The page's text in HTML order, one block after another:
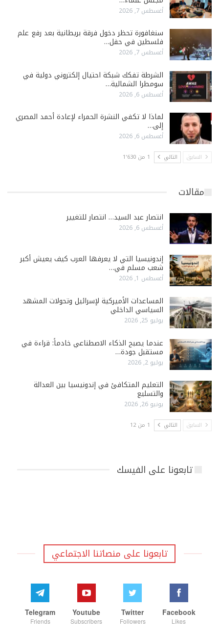
أغسطس 7, 2026
سنغافورة تحظر دخول فرقة بريطانية بعد رفع علم
فلسطين في حفل…
أغسطس 7, 2026
الشرطة تفكك شبكة احتيال إلكتروني دولية في
سومطرا الشمالية…
أغسطس 6, 2026
لماذا لا تكفي النشرة الحمراء لإعادة أحمد المصري
إلى…
أغسطس 6, 2026
السابق التالي 1 من 1٬630
مقالات
انتصار عبد السيد… انتصار للتغيير
أغسطس 6, 2026
إندونيسيا التي لا يعرفها العرب كيف يعيش أكبر
شعب مسلم في…
أغسطس 1, 2026
المساعدات الأميركية لإسرائيل وتحولات المشهد
السياسي الداخلي
يوليو 25, 2026
عندما يصبح الذكاء الاصطناعي خادماً: قراءة في
مستقبل جودة…
يوليو 2, 2026
التعليم المتكافئ في إندونيسيا بين العدالة
والتسليع
يونيو 26, 2026
السابق التالي 1 من 12
تابعونا على الفيسك
تابعونا على منصاتنا الاجتماعي
Facebook
Likes
Twitter
Followers
Youtube
Subscribers
Telegram
Friends